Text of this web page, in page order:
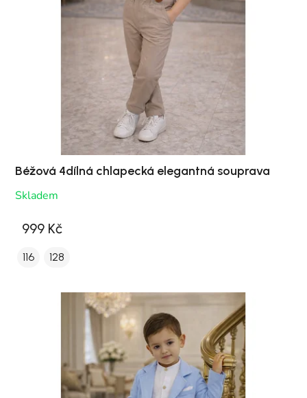
Béžová 4dílná chlapecká elegantná souprava
Skladem
999 Kč
116 128